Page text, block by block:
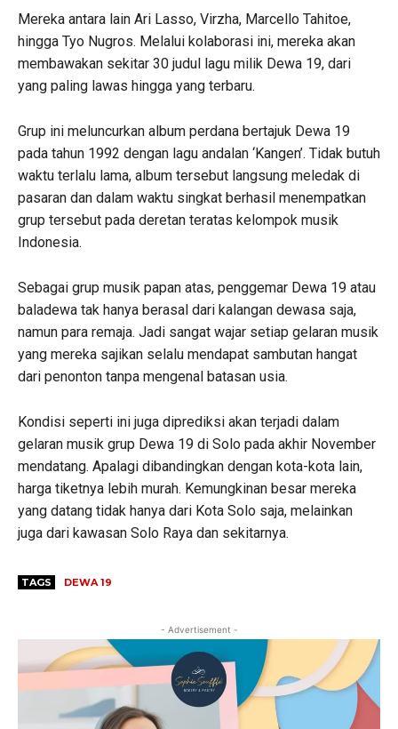
Mereka antara lain Ari Lasso, Virzha, Marcello Tahitoe,
hingga Tyo Nugros. Melalui kolaborasi ini, mereka akan
membawakan sekitar 30 judul lagu milik Dewa 19, dari
yang paling lawas hingga yang terbaru.
Grup ini meluncurkan album perdana bertajuk Dewa 19
pada tahun 1992 dengan lagu andalan ‘Kangen’. Tidak butuh
waktu terlalu lama, album tersebut langsung meledak di
pasaran dan dalam waktu singkat berhasil menempatkan
grup tersebut pada deretan teratas kelompok musik
Indonesia.
Sebagai grup musik papan atas, penggemar Dewa 19 atau
baladewa tak hanya berasal dari kalangan dewasa saja,
namun para remaja. Jadi sangat wajar setiap gelaran musik
yang mereka sajikan selalu mendapat sambutan hangat
dari penonton tanpa mengenal batasan usia.
Kondisi seperti ini juga diprediksi akan terjadi dalam
gelaran musik grup Dewa 19 di Solo pada akhir November
mendatang. Apalagi dibandingkan dengan kota-kota lain,
harga tiketnya lebih murah. Kemungkinan besar mereka
yang datang tidak hanya dari Kota Solo saja, melainkan
juga dari kawasan Solo Raya dan sekitarnya.
TAGS DEWA 19
- Advertisement -